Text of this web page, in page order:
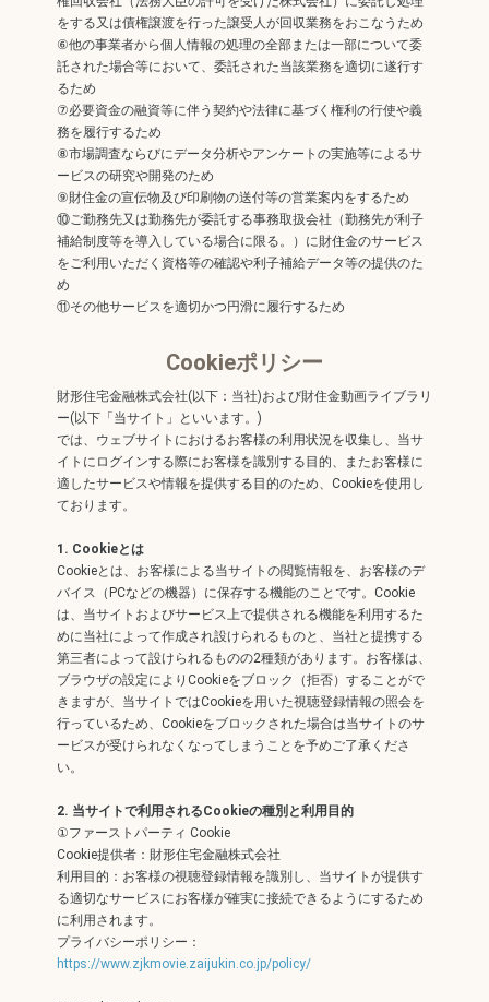
をする又は債権譲渡を行った譲受人が回収業務をおこなうため
⑥他の事業者から個人情報の処理の全部または一部について委
託された場合等において、委託された当該業務を適切に遂行す
るため
⑦必要資金の融資等に伴う契約や法律に基づく権利の行使や義
務を履行するため
⑧市場調査ならびにデータ分析やアンケートの実施等によるサ
ービスの研究や開発のため
⑨財住金の宣伝物及び印刷物の送付等の営業案内をするため
⑩ご勤務先又は勤務先が委託する事務取扱会社（勤務先が利子
補給制度等を導入している場合に限る。）に財住金のサービス
をご利用いただく資格等の確認や利子補給データ等の提供のた
め
⑪その他サービスを適切かつ円滑に履行するため
Cookieポリシー
財形住宅金融株式会社(以下：当社)および財住金動画ライブラリ
ー(以下「当サイト」といいます。)
では、ウェブサイトにおけるお客様の利用状況を収集し、当サ
イトにログインする際にお客様を識別する目的、またお客様に
適したサービスや情報を提供する目的のため、Cookieを使用し
ております。
1. Cookieとは
Cookieとは、お客様による当サイトの閲覧情報を、お客様のデ
バイス（PCなどの機器）に保存する機能のことです。Cookie
は、当サイトおよびサービス上で提供される機能を利用するた
めに当社によって作成され設けられるものと、当社と提携する
第三者によって設けられるものの2種類があります。お客様は、
ブラウザの設定によりCookieをブロック（拒否）することがで
きますが、当サイトではCookieを用いた視聴登録情報の照会を
行っているため、Cookieをブロックされた場合は当サイトのサ
ービスが受けられなくなってしまうことを予めご了承くださ
い。
2. 当サイトで利用されるCookieの種別と利用目的
①ファーストパーティ Cookie
Cookie提供者：財形住宅金融株式会社
利用目的：お客様の視聴登録情報を識別し、当サイトが提供す
る適切なサービスにお客様が確実に接続できるようにするため
に利用されます。
プライバシーポリシー：
https://www.zjkmovie.zaijukin.co.jp/policy/